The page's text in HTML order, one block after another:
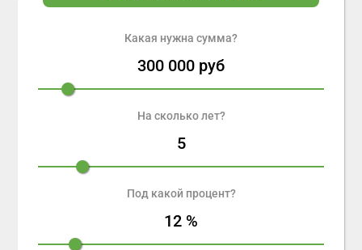
Какая нужна сумма?
300 000 руб
На сколько лет?
5
Под какой процент?
12 %